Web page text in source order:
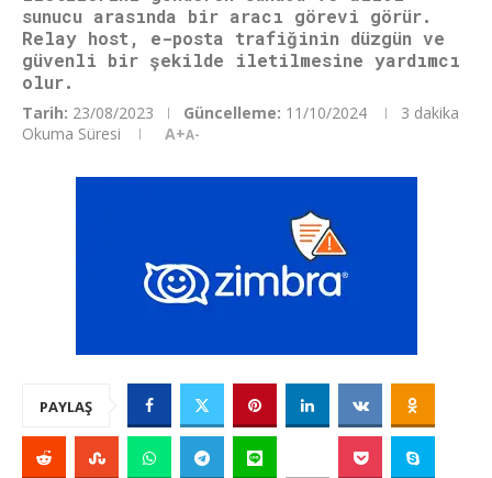
sunucu arasında bir aracı görevi görür.
Relay host, e-posta trafiğinin düzgün ve
güvenli bir şekilde iletilmesine yardımcı
olur.
Tarih: 23/08/2023 Güncelleme: 11/10/2024
3 dakika
Okuma Süresi
A+A-
PAYLAŞ